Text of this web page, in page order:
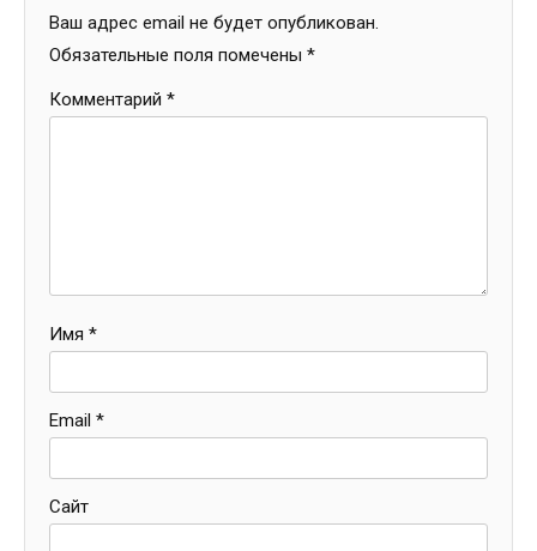
Ваш адрес email не будет опубликован.
Обязательные поля помечены *
Комментарий *
Имя *
Email *
Сайт